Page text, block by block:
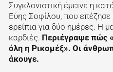
Συγκλονιστική έμεινε η
Εύης Σοφίλου, που
ερείπια για δύο ημέρες. Η
καρδιές. Περιέγραψε πώς
όλη η Ρικομέξ». Οι
άκουγε.